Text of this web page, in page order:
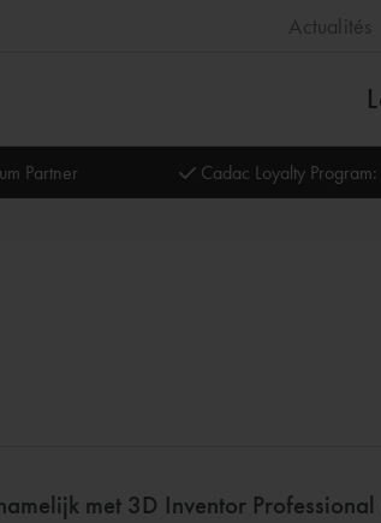
Actualités
Partner Cadac Loyalty
met 3D Inventor Professional